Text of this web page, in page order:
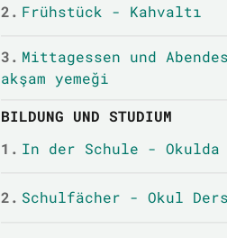
2. Frühstück - Kahvaltı
3. Mittagessen und
akşam yemeği
BILDUNG UND STUDIUM
1. In der Schule - Okulda
2. Schulfächer - Okul